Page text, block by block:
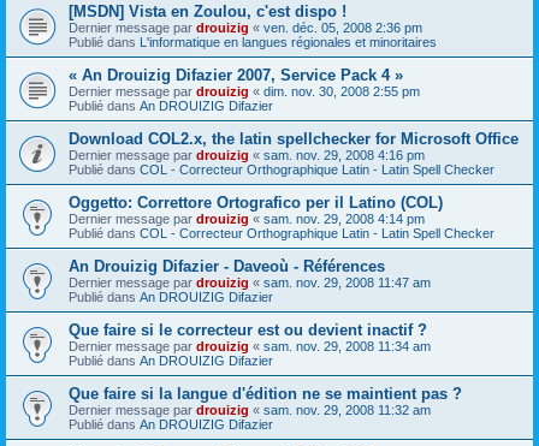
[MSDN] Vista en Zoulou, c'est dispo !
Dernier message par drouizig « ven. déc. 05, 2008 2:36 pm
Publié dans L'informatique en langues régionales et minoritaires
« An Drouizig Difazier 2007, Service Pack 4 »
Dernier message par drouizig « dim. nov. 30, 2008 2:55 pm
Publié dans An DROUIZIG Difazier
Download COL2.x, the latin spellchecker for Microsoft Office
Dernier message par drouizig « sam. nov. 29, 2008 4:16 pm
Publié dans COL - Correcteur Orthographique Latin - Latin Spell Checker
Oggetto: Correttore Ortografico per il Latino (COL)
Dernier message par drouizig « sam. nov. 29, 2008 4:14 pm
Publié dans COL - Correcteur Orthographique Latin - Latin Spell Checker
An Drouizig Difazier - Daveoù - Références
Dernier message par drouizig « sam. nov. 29, 2008 11:47 am
Publié dans An DROUIZIG Difazier
Que faire si le correcteur est ou devient inactif ?
Dernier message par drouizig « sam. nov. 29, 2008 11:34 am
Publié dans An DROUIZIG Difazier
Que faire si la langue d'édition ne se maintient pas ?
Dernier message par drouizig « sam. nov. 29, 2008 11:32 am
Publié dans An DROUIZIG Difazier